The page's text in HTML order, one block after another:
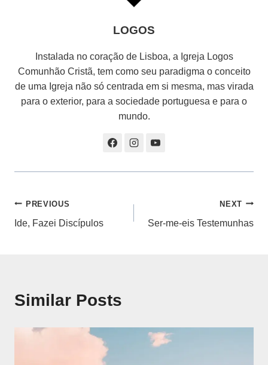
LOGOS
Instalada no coração de Lisboa, a Igreja Logos
Comunhão Cristã, tem como seu paradigma o conceito
de uma Igreja não só centrada em si mesma, mas virada
para o exterior, para a sociedade portuguesa e para o
mundo.
Navegação
de
PREVIOUS
Ide, Fazei Discípulos
NEXT
Ser-me-eis Testemunhas
Similar Posts